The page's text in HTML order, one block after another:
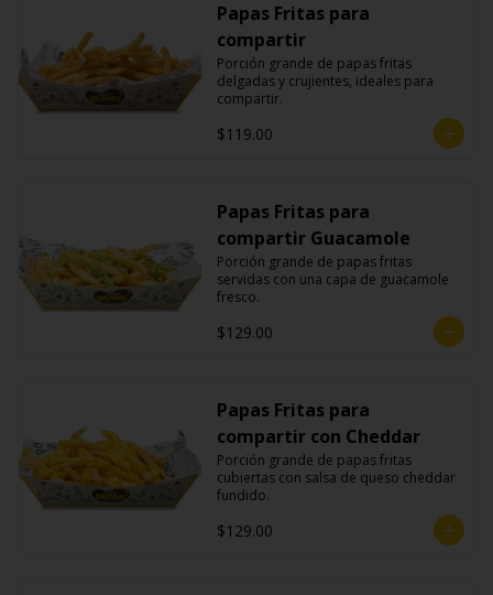
Papas Fritas para
compartir
Porción grande de papas fritas
delgadas y crujientes, ideales para
compartir.
$119.00
Papas Fritas para
compartir Guacamole
Porción grande de papas fritas
servidas con una capa de guacamole
fresco.
$129.00
Papas Fritas para
compartir con Cheddar
Porción grande de papas fritas
cubiertas con salsa de queso cheddar
fundido.
$129.00